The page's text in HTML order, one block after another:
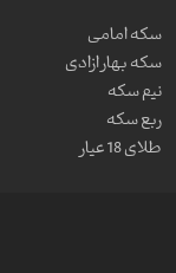
سکه امامی
سکه بهار ازادی
نیم سکه
ربع سکه
طلای 18 عیار